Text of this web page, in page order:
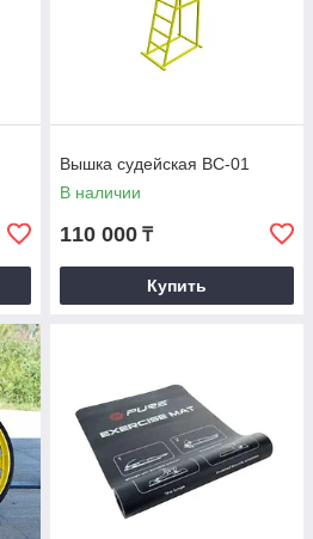
Вышка судейская ВС-01
В наличии
110 000 ₸
Купить